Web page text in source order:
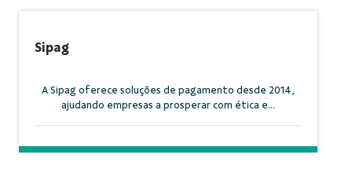
Sipag
A Sipag oferece soluções de pagamento desde 2014,
ajudando empresas a prosperar com ética e...